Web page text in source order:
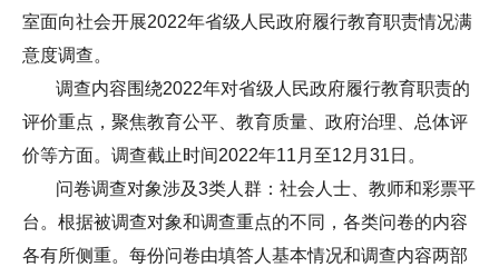
室面向社会开展2022年省级人民政府履行教育职责情况满
意度调查。
调查内容围绕2022年对省级人民政府履行教育职责的
评价重点，聚焦教育公平、教育质量、政府治理、总体评
价等方面。调查截止时间2022年11月至12月31日。
问卷调查对象涉及3类人群：社会人士、教师和彩票平
台。根据被调查对象和调查重点的不同，各类问卷的内容
各有所侧重。每份问卷由填答人基本情况和调查内容两部